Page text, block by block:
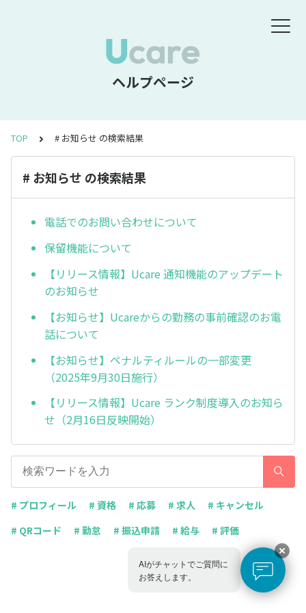
ヘルプページ
TOP # お知らせ の検索結果
# お知らせ の検索結果
電話でのお問い合わせについて
保留機能について
【リリース情報】Ucare 通知機能のアップデート
のお知らせ
【お知らせ】Ucareからの勤務の事前確認のお電
話について
【お知らせ】ペナルティルールの一部変更
（2025年9⽉30日施行）
【リリース情報】Ucare ランク制度導入のお知ら
せ（2月16日反映開始）
# プロフィール # 資格 # 応募 # 求人
# キャンセル
# QRコード
# 勤怠 # 振込申請 # 給与 # 評価
AIがチャットでご質問に
お答えします。